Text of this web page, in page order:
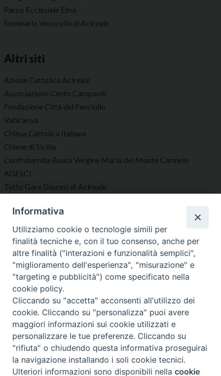
Parco Ecclesiale Etna
Seminario Vescovile di Acireale
Altri siti
Azione Cattolica Acireale
Associazione Cento Campanili
Fondazione Città del Fanciullo
Vatican.va
Chiesa Cattolica Italiana
Chiese di Sicilia
Confraternita Beata Vergine Maria del Monte Carmelo
AGESCI
Tutto Gare Diocesi di Acireale
Diocesi di Acireale
Copyright © 2023 Diocesi di Acireale
Informativa
Utilizziamo cookie o tecnologie simili per
finalità tecniche e, con il tuo consenso, anche per
altre finalità ("interazioni e funzionalità semplici",
"miglioramento dell'esperienza", "misurazione" e
"targeting e pubblicità") come specificato nella
cookie policy.
Cliccando su "accetta" acconsenti all'utilizzo dei
cookie. Cliccando su "personalizza" puoi avere
maggiori informazioni sui cookie utilizzati e
personalizzare le tue preferenze. Cliccando su
"rifiuta" o chiudendo questa informativa proseguirai
la navigazione installando i soli cookie tecnici.
Ulteriori informazioni sono disponibili nellacookie